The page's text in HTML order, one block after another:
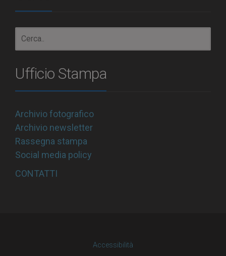
Ufficio Stampa
Archivio fotografico
Archivio newsletter
Rassegna stampa
Social media policy
CONTATTI
Accessibilità